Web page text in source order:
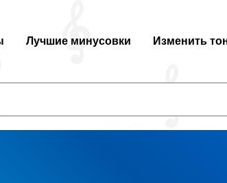
Лучшие минусовки Изменить